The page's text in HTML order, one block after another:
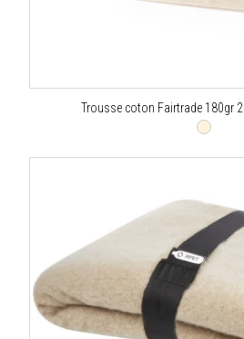
Trousse coton Fairtrade 180gr